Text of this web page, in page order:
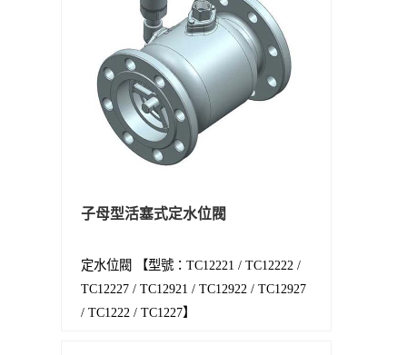
子母型活塞式定水位閥
定水位閥 【型號：TC12221 / TC12222 /
TC12227 / TC12921 / TC12922 / TC12927
/ TC1222 / TC1227】